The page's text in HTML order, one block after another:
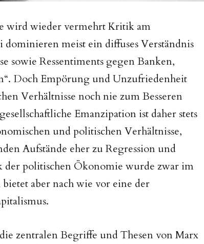
wird wieder vermehrt Kritik am
meist ein diffuses Verständnis
sowie Ressentiments gegen Banken,
Doch Empörung und Unzufriedenheit
Verhältnisse noch nie zum Besseren
Emanzipation ist daher stets
und politischen Verhältnisse,
Aufstände eher zu Regression und
der politischen Ökonomie wurde zwar im
aber nach wie vor eine der
zentralen Begriffe und Thesen von Marx